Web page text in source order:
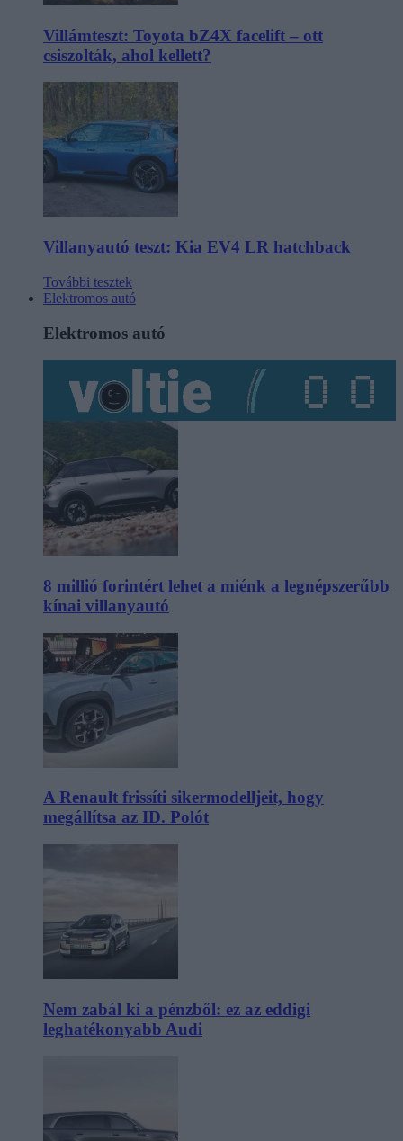
Villámteszt: Toyota bZ4X facelift – ott
csiszolták, ahol kellett?
Villanyautó teszt: Kia EV4 LR hatchback
További tesztek
Elektromos autó
Elektromos autó
8 millió forintért lehet a miénk a legnépszerűbb
kínai villanyautó
A Renault frissíti sikermodelljeit, hogy
megállítsa az ID. Polót
Nem zabál ki a pénzből: ez az eddigi
leghatékonyabb Audi